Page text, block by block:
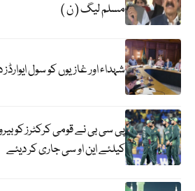
مسلم لیگ ( ن )
شہداء اور غازیوں کو سول
پی سی بی نے قومی کرکٹرز کو
کیلئے این او سی جاری کر دیئے